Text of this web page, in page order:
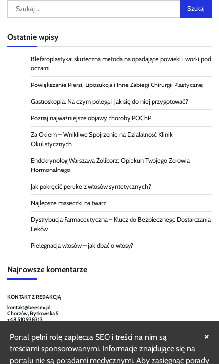
×
Portal pełni rolę zaplecza SEO i treści na nim są
treściami sponsorowanymi. Informacje znajdujące się na
portalu nie są poradami medycznymi. Aby zasięgnąć porady
Szukaj:
Ostatnie wpisy
Blefaroplastyka: skuteczna metoda na opadające powieki i worki pod
oczami
Powiększanie Piersi, Liposukcja i Inne Zabiegi Chirurgii Plastycznej
Gastroskopia. Na czym polega i jak się do niej przygotować?
Poznaj najważniejsze objawy choroby POChP
Za Okiem – Wnikliwe Spojrzenie na Działalność Klinik
Okulistycznych
Endokrynolog Warszawa Żoliborz: Opiekun Twojego Zdrowia
Hormonalnego
Jak pokręcić perukę z włosów syntetycznych?
Najlepsze maseczki na twarz
Dystrybucja Farmaceutyczna – Klucz do Bezpiecznego Dostarczania
Leków
Pielęgnacja włosów – jak dbać o włosy?
Najnowsze komentarze
KONTAKT Z REDAKCJĄ
kontakt@beeseo.pl
Chorzów, Bytkowska 5
+48 510938313